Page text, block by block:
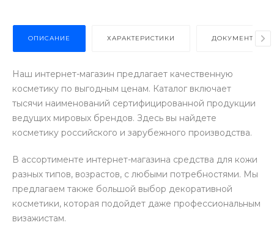
ОПИСАНИЕ ХАРАКТЕРИСТИКИ ДОКУМЕНТЫ
Наш интернет-магазин предлагает качественную
косметику по выгодным ценам. Каталог включает
тысячи наименований сертифицированной продукции
ведущих мировых брендов. Здесь вы найдете
косметику российского и зарубежного производства.
В ассортименте интернет-магазина средства для кожи
разных типов, возрастов, с любыми потребностями. Мы
предлагаем также большой выбор декоративной
косметики, которая подойдет даже профессиональным
визажистам.